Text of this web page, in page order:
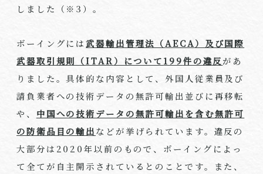
しました（※ 3 ）。
ボーイングには武器輸出管理法（AECA）及び国際
武器取引規則（ITAR）について199件の違反があ
りました。具体的な内容として、外国人従業員及び
請負業者への技術データの無許可輸出並びに再移転
や、 中国への技術データの無許可輸出を含む無許可
の防衛品目の輸出などが挙げられています。違反の
大部分は 2020年以前のもので、ボーイングによっ
て全てが自主開示されているとのことです。また、